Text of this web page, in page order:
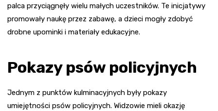
palca przyciągnęły wielu małych uczestników. Te inicjatywy
promowały naukę przez zabawę, a dzieci mogły zdobyć
drobne upominki i materiały edukacyjne.
Pokazy psów policyjnych
Jednym z punktów kulminacyjnych były pokazy
umiejętności psów policyjnych. Widzowie mieli okazję